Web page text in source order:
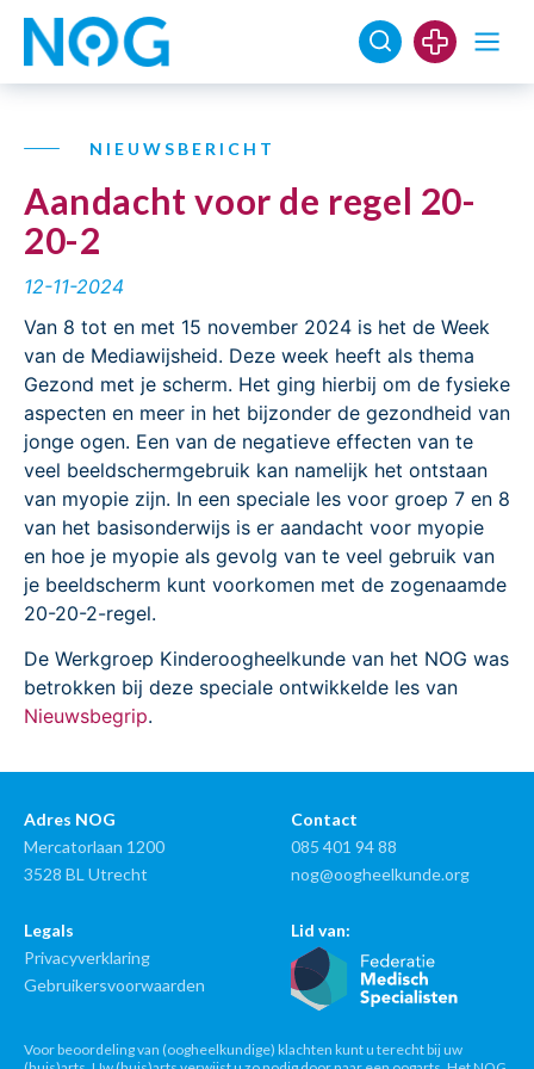
NIEUWSBERICHT
Aandacht voor de regel 20-
20-2
12-11-2024
Van 8 tot en met 15 november 2024 is het de Week
van de Mediawijsheid. Deze week heeft als thema
Gezond met je scherm. Het ging hierbij om de fysieke
aspecten en meer in het bijzonder de gezondheid van
jonge ogen. Een van de negatieve effecten van te
veel beeldschermgebruik kan namelijk het ontstaan
van myopie zijn. In een speciale les voor groep 7 en 8
van het basisonderwijs is er aandacht voor myopie
en hoe je myopie als gevolg van te veel gebruik van
je beeldscherm kunt voorkomen met de zogenaamde
20-20-2-regel.
De Werkgroep Kinderoogheelkunde van het NOG was
betrokken bij deze speciale ontwikkelde les van
Nieuwsbegrip.
Adres NOG
Mercatorlaan 1200
3528 BL Utrecht
Contact
085 401 94 88
nog@oogheelkunde.org
Legals
Privacyverklaring
Gebruikersvoorwaarden
Lid van:
Voor beoordeling van (oogheelkundige) klachten kunt u terecht bij uw